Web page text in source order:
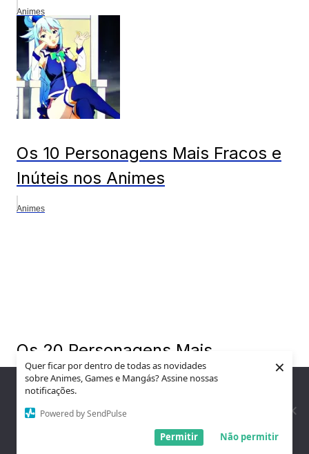
Quer ficar por dentro de todas as novidades
sobre Animes, Games e Mangás? Assine nossas
notificações.
Powered by SendPulse
Não permitir
Permitir
×
Animes
Os 10 Personagens Mais Fracos e
Inúteis nos Animes
Animes
Os 20 Personagens Mais
Poderosos do Solo Leveling,
Ranqueado
Nós utilizamos cookies para garantir que você tenha a melhor
experiência em nosso site. Se você continua a usar este site,
assumimos que você está satisfeito.
Entendi!